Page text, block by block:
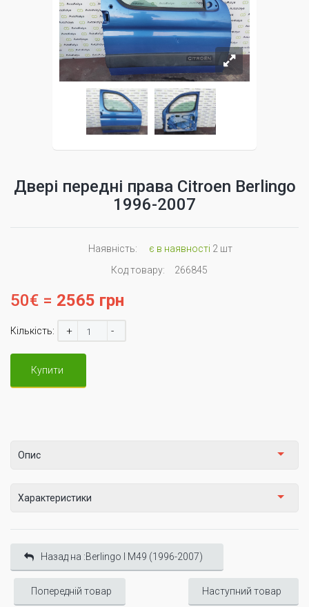
Двері передні права Citroen Berlingo
1996-2007
Наявність: є в наявності 2 шт
Код товару:
266845
50€ = 2565 грн
Кількість: + -
Купити
Опис
Характеристики
Назад на :Berlingo I М49 (1996-2007)
Попередній товар Наступний товар